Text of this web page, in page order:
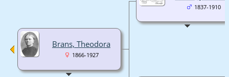
Brans, Theodora
1866-1927
1837-1910